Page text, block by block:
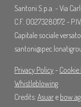
Santoni S.p.a. - Via
C.F. 00273280172 -
Capitale sociale
Privacy Policy -
Whistleblowing
Credits: Asuar e bow